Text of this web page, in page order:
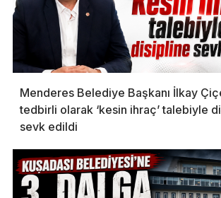
Menderes Belediye Başkanı İlkay
tedbirli olarak ‘kesin ihraç’ talebiyle
sevk edildi